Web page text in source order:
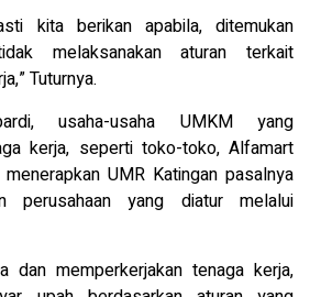
kita berikan apabila, ditemukan
melaksanakan aturan terkait
Tuturnya.
usaha-usaha UMKM yang
kerja, seperti toko-toko, Alfamart
UMR Katingan pasalnya
perusahaan yang diatur melalui
dan memperkerjakan tenaga kerja,